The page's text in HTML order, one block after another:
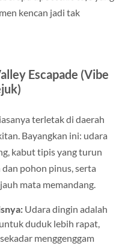
kencan jadi tak
Escapade (Vibe
terletak di daerah
Bayangkan ini: udara
kabut tipis yang turun
pohon pinus, serta
mata memandang.
Udara dingin adalah
duduk lebih rapat,
menggenggam